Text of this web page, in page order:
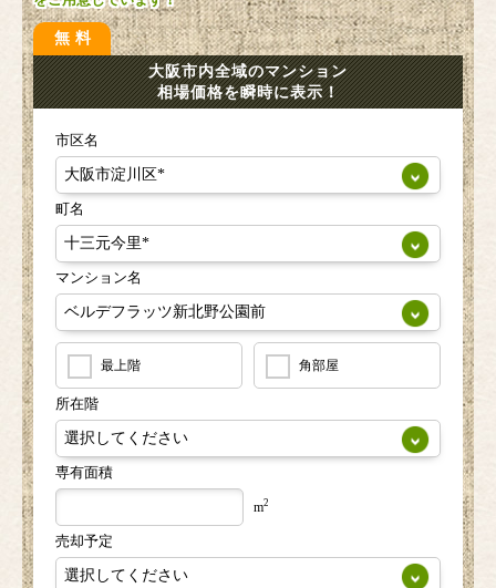
無料
大阪市内全域のマンション
相場価格を瞬時に表示！
市区名
町名
マンション名
最上階 角部屋
所在階
専有面積
m2
売却予定